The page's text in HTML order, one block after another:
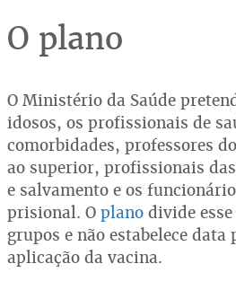
O plano
O Ministério da Saúde
idosos, os profissionais de
comorbidades, professores
ao superior, profissionais
e salvamento e os
prisional. O plano divide
grupos e não estabelece
aplicação da vacina.